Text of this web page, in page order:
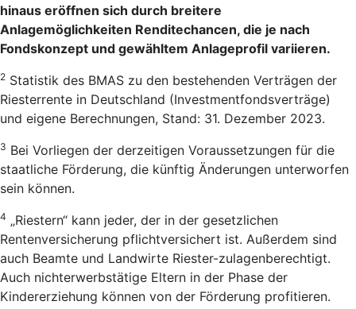
hinaus eröffnen sich durch breitere
Anlagemöglichkeiten Renditechancen, die je nach
Fondskonzept und gewähltem Anlageprofil variieren.
2 Statistik des BMAS zu den bestehenden Verträgen der
Riesterrente in Deutschland (Investmentfondsverträge)
und eigene Berechnungen, Stand: 31. Dezember 2023.
3 Bei Vorliegen der derzeitigen Voraussetzungen für die
staatliche Förderung, die künftig Änderungen unterworfen
sein können.
4 „Riestern“ kann jeder, der in der gesetzlichen
Rentenversicherung pflichtversichert ist. Außerdem sind
auch Beamte und Landwirte Riester-zulagenberechtigt.
Auch nichterwerbstätige Eltern in der Phase der
Kindererziehung können von der Förderung profitieren.